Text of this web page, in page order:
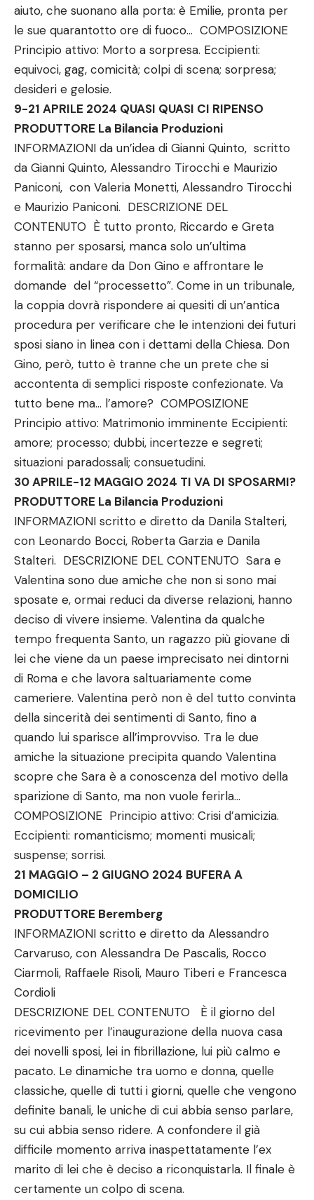
aiuto, che suonano alla porta: è Emilie, pronta per
le sue quarantotto ore di fuoco… COMPOSIZIONE
Principio attivo: Morto a sorpresa. Eccipienti:
equivoci, gag, comicità; colpi di scena; sorpresa;
desideri e gelosie.
9-21 APRILE 2024 QUASI QUASI CI RIPENSO
PRODUTTORE La Bilancia Produzioni
INFORMAZIONI da un’idea di Gianni Quinto, scritto
da Gianni Quinto, Alessandro Tirocchi e Maurizio
Paniconi, con Valeria Monetti, Alessandro Tirocchi
e Maurizio Paniconi. DESCRIZIONE DEL
CONTENUTO È tutto pronto, Riccardo e Greta
stanno per sposarsi, manca solo un’ultima
formalità: andare da Don Gino e affrontare le
domande del “processetto”. Come in un tribunale,
la coppia dovrà rispondere ai quesiti di un’antica
procedura per verificare che le intenzioni dei futuri
sposi siano in linea con i dettami della Chiesa. Don
Gino, però, tutto è tranne che un prete che si
accontenta di semplici risposte confezionate. Va
tutto bene ma… l’amore? COMPOSIZIONE
Principio attivo: Matrimonio imminente Eccipienti:
amore; processo; dubbi, incertezze e segreti;
situazioni paradossali; consuetudini.
30 APRILE-12 MAGGIO 2024 TI VA DI SPOSARMI?
PRODUTTORE La Bilancia Produzioni
INFORMAZIONI scritto e diretto da Danila Stalteri,
con Leonardo Bocci, Roberta Garzia e Danila
Stalteri. DESCRIZIONE DEL CONTENUTO Sara e
Valentina sono due amiche che non si sono mai
sposate e, ormai reduci da diverse relazioni, hanno
deciso di vivere insieme. Valentina da qualche
tempo frequenta Santo, un ragazzo più giovane di
lei che viene da un paese imprecisato nei dintorni
di Roma e che lavora saltuariamente come
cameriere. Valentina però non è del tutto convinta
della sincerità dei sentimenti di Santo, fino a
quando lui sparisce all’improvviso. Tra le due
amiche la situazione precipita quando Valentina
scopre che Sara è a conoscenza del motivo della
sparizione di Santo, ma non vuole ferirla…
COMPOSIZIONE Principio attivo: Crisi d’amicizia.
Eccipienti: romanticismo; momenti musicali;
suspense; sorrisi.
21 MAGGIO – 2 GIUGNO 2024 BUFERA A
DOMICILIO
PRODUTTORE Beremberg
INFORMAZIONI scritto e diretto da Alessandro
Carvaruso, con Alessandra De Pascalis, Rocco
Ciarmoli, Raffaele Risoli, Mauro Tiberi e Francesca
Cordioli
DESCRIZIONE DEL CONTENUTO È il giorno del
ricevimento per l’inaugurazione della nuova casa
dei novelli sposi, lei in fibrillazione, lui più calmo e
pacato. Le dinamiche tra uomo e donna, quelle
classiche, quelle di tutti i giorni, quelle che vengono
definite banali, le uniche di cui abbia senso parlare,
su cui abbia senso ridere. A confondere il già
difficile momento arriva inaspettatamente l’ex
marito di lei che è deciso a riconquistarla. Il finale è
certamente un colpo di scena.